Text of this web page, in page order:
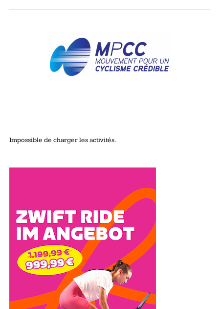
Impossible de charger les activités.